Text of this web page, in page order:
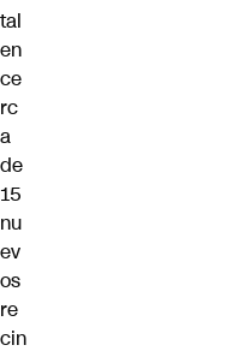
tal
en
ce
rc
a
de
15
nu
ev
os
re
cin